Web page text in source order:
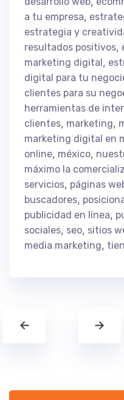
a tu empresa,
estrategia y
resultados positivos,
marketing digital,
digital para tu
clientes para su
herramientas de
clientes, marketing,
marketing digital en
online, méxico,
máximo la
servicios, páginas
buscadores,
publicidad en línea,
sociales, seo, sitios
media marketing,
← →